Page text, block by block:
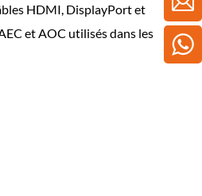
HDMI, DisplayPort et
et AOC utilisés dans les